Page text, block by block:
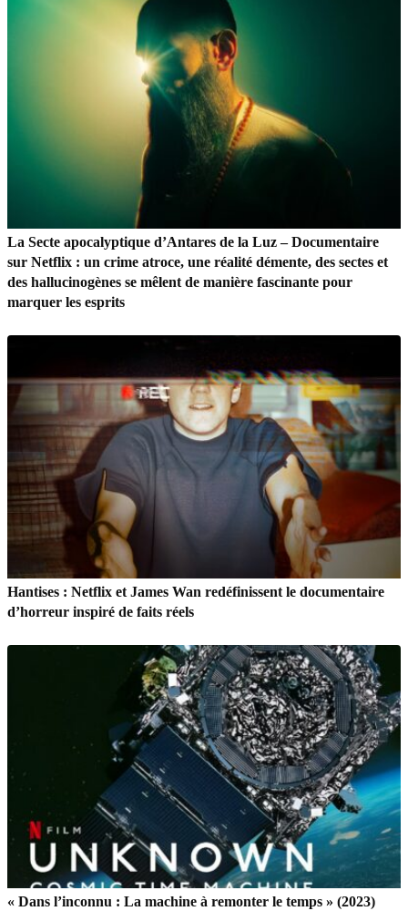
La Secte apocalyptique d’Antares de la Luz – Documentaire
sur Netflix : un crime atroce, une réalité démente, des sectes et
des hallucinogènes se mêlent de manière fascinante pour
marquer les esprits
Hantises : Netflix et James Wan redéfinissent le documentaire
d’horreur inspiré de faits réels
« Dans l’inconnu : La machine à remonter le temps » (2023)